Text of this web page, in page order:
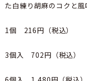
た白練り胡麻のコクと風
1個 216円（税込）
3個入 702円（税込）